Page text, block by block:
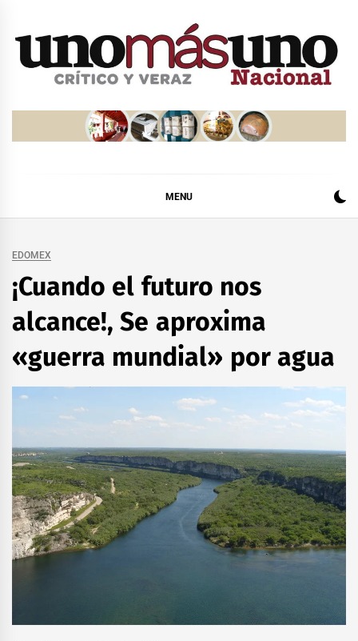
MENU
EDOMEX
¡Cuando el futuro nos
alcance!, Se aproxima
«guerra mundial» por agua